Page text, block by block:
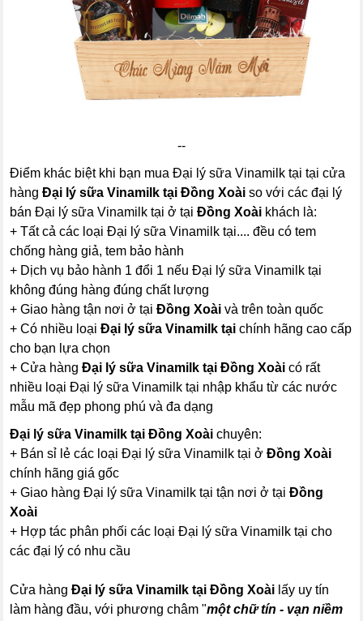
--
Điểm khác biệt khi bạn mua Đại lý sữa Vinamilk tại tại cửa
hàngĐại lý sữa Vinamilk tại Đồng Xoài so với các đại lý
bán Đại lý sữa Vinamilk tại ở tạiĐồng Xoài khách là:
+ Tất cả các loại Đại lý sữa Vinamilk tại.... đều có tem
chống hàng giả, tem bảo hành
+ Dịch vụ bảo hành 1 đổi 1 nếu Đại lý sữa Vinamilk tại
không đúng hàng đúng chất lượng
+ Giao hàng tận nơi ở tạiĐồng Xoài và trên toàn quốc
+ Có nhiều loạiĐại lý sữa Vinamilk tại chính hãng cao cấp
cho bạn lựa chọn
+ Cửa hàngĐại lý sữa Vinamilk tại Đồng Xoài có rất
nhiều loại Đại lý sữa Vinamilk tại nhập khẩu từ các nước
mẫu mã đẹp phong phú và đa dạng
Đại lý sữa Vinamilk tại Đồng Xoàichuyên:
+ Bán sỉ lẻ các loại Đại lý sữa Vinamilk tại ởĐồng Xoài
chính hãng giá gốc
+ Giao hàng Đại lý sữa Vinamilk tại tận nơi ở tạiĐồng
Xoài
+ Hợp tác phân phối các loại Đại lý sữa Vinamilk tại cho
các đại lý có nhu cầu
Cửa hàngĐại lý sữa Vinamilk tại Đồng Xoài lấy uy tín
làm hàng đầu, với phương châm "một chữ tín - vạn niềm